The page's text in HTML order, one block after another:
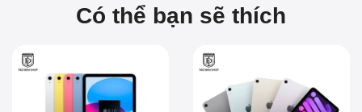
Có thể bạn sẽ thích